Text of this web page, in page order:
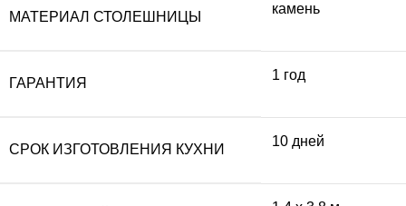
МАТЕРИАЛ СТОЛЕШНИЦЫ
камень
ГАРАНТИЯ
1 год
СРОК ИЗГОТОВЛЕНИЯ КУХНИ
10 дней